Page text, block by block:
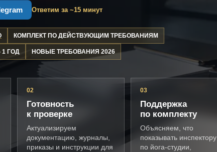
Ответим за ~15 минут
КОМПЛЕКТ ПО ДЕЙСТВУЮЩИМ ТРЕБОВАНИЯМ
1 ГОД НОВЫЕ ТРЕБОВАНИЯ 2026
02
Готовность
к проверке
Актуализируем
документацию, журналы,
приказы и инструкции для
03
Поддержка
по комплекту
Объясняем, что
показывать инспектору
по йога-студии,